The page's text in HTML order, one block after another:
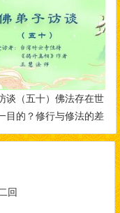
谈（五十）佛法存在世
目的？修行与修法的差
做到三业相应？
回